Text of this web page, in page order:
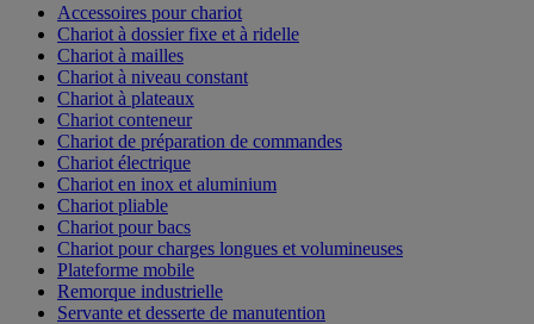
Accessoires pour chariot
Chariot à dossier fixe et à ridelle
Chariot à mailles
Chariot à niveau constant
Chariot à plateaux
Chariot conteneur
Chariot de préparation de commandes
Chariot électrique
Chariot en inox et aluminium
Chariot pliable
Chariot pour bacs
Chariot pour charges longues et volumineuses
Plateforme mobile
Remorque industrielle
Servante et desserte de manutention